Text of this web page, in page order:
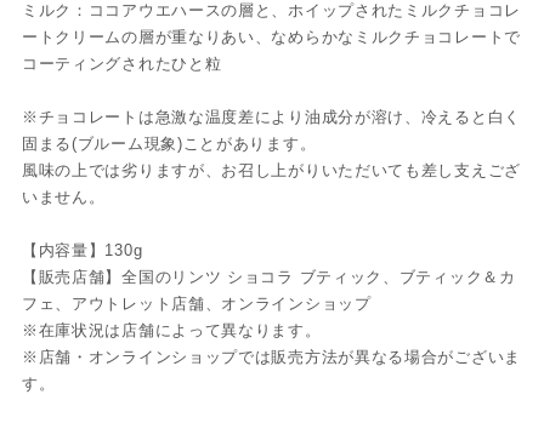
ミルク：ココアウエハースの層と、ホイップされたミルクチョコレ
ートクリームの層が重なりあい、なめらかなミルクチョコレートで
コーティングされたひと粒
※チョコレートは急激な温度差により油成分が溶け、冷えると白く
固まる(ブルーム現象)ことがあります。
風味の上では劣りますが、お召し上がりいただいても差し支えござ
いません。
【内容量】130g
【販売店舗】全国のリンツ ショコラ ブティック、ブティック＆カ
フェ、アウトレット店舗、オンラインショップ
※在庫状況は店舗によって異なります。
※店舗・オンラインショップでは販売方法が異なる場合がございま
す。